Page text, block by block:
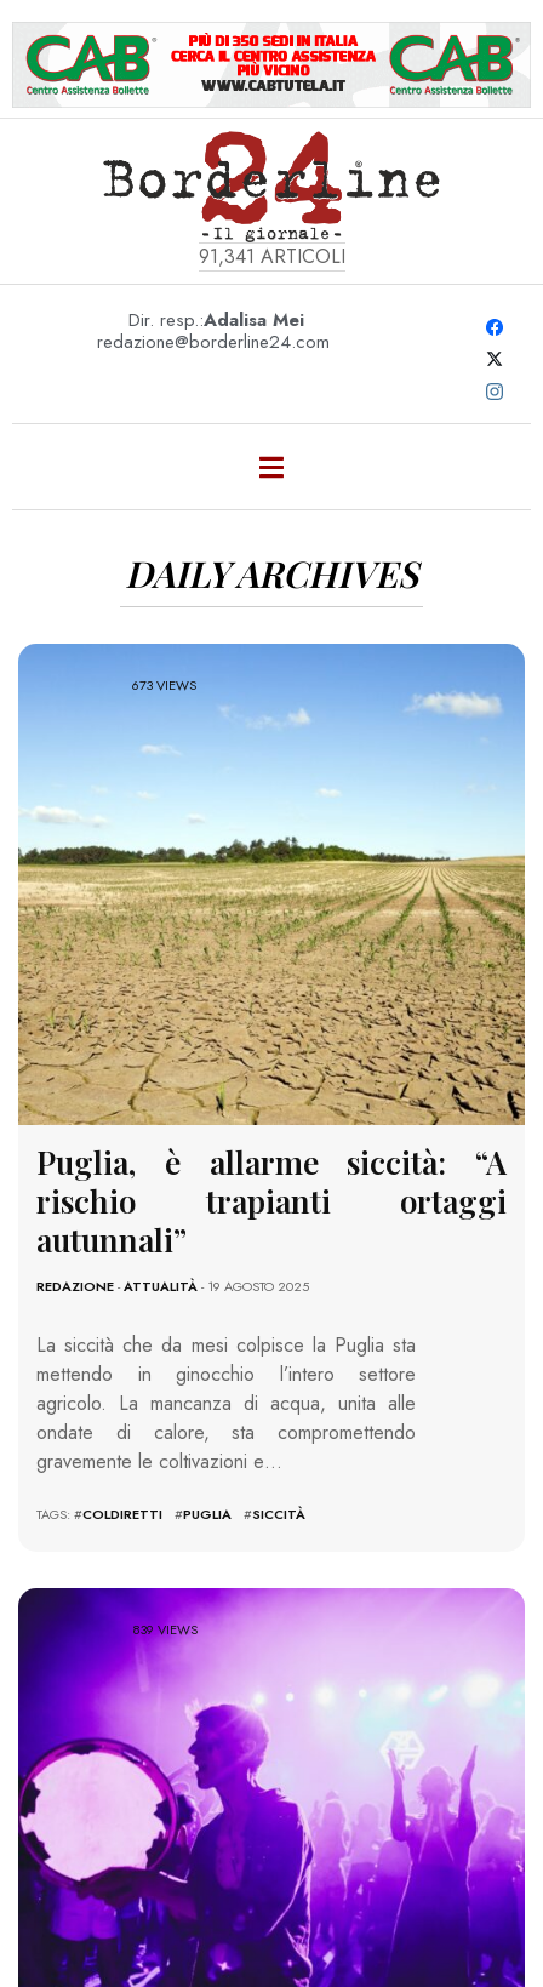
91,341 ARTICOLI
Dir. resp.:Adalisa Mei
redazione@borderline24.com
DAILY ARCHIVES
673 VIEWS
Puglia, è allarme siccità: “A
rischio trapianti ortaggi
autunnali”
REDAZIONE-ATTUALITÀ- 19 AGOSTO 2025
La siccità che da mesi colpisce la Puglia sta
mettendo in ginocchio l’intero settore
agricolo. La mancanza di acqua, unita alle
ondate di calore, sta compromettendo
gravemente le coltivazioni e…
TAGS: #COLDIRETTI #PUGLIA #SICCITÀ
839 VIEWS